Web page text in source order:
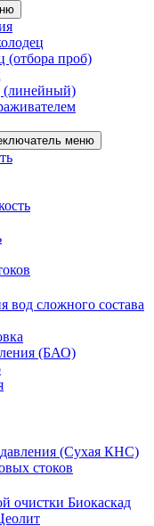
(отбора проб)
(линейный)
меню
вод сложного состава
(БАО)
(Сухая КНС)
стоков
очистки Биокаскад